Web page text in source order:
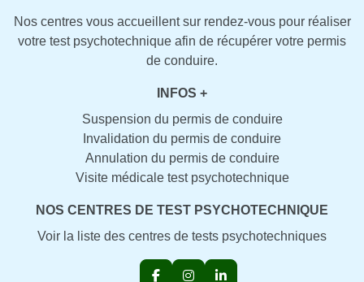
Nos centres vous accueillent sur rendez-vous pour réaliser
votre test psychotechnique afin de récupérer votre permis
de conduire.
INFOS +
Suspension du permis de conduire
Invalidation du permis de conduire
Annulation du permis de conduire
Visite médicale test psychotechnique
NOS CENTRES DE TEST PSYCHOTECHNIQUE
Voir la liste des centres de tests psychotechniques